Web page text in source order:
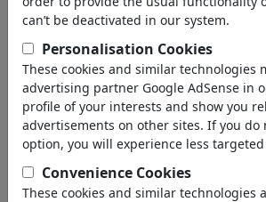
Innsbruck,
member since April 29, 2011
pascalkirchmair.blogspot....
10,302,071views
1,332comments
160favored
can’t be deactivated in our system.
Personalisation Cookies
These cookies and similar technologies
advertising partner Google AdSense in
profile of your interests and show you
advertisements on other sites. If you do
option, you will experience less
Convenience Cookies
These cookies and similar technologies